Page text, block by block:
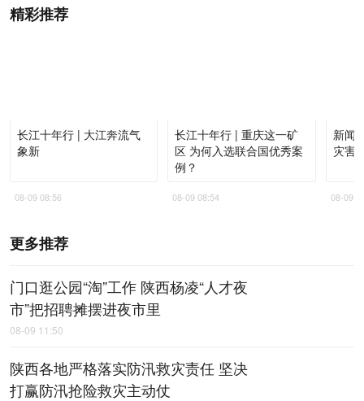
精彩推荐
长江十年行 | 大江奔流气
象新
08-09 08:56
长江十年行 | 重庆这一矿
区 为何入选联合国优秀案
例？
08-09 08:54
新闻
灾害
08-09
更多推荐
门口逛公园“淘”工作 陕西杨凌“人才夜
市”把招聘摊摆进夜市里
08-09 11:50
陕西各地严格落实防汛救灾责任 坚决
打赢防汛抢险救灾主动仗